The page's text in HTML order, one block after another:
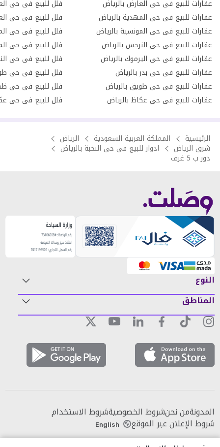
عقارات للبيع فى حى العارض بالرياض
عقارات للبيع فى حى المهدية بالرياض
عقارات للبيع فى حى المونسية بالرياض
عقارات للبيع فى حى النرجس بالرياض
عقارات للبيع فى حى اليرموك بالرياض
عقارات للبيع فى حى بدر بالرياض
عقارات للبيع فى حى طويق بالرياض
عقارات للبيع فى حى عكاظ بالرياض
فلل للبيع فى حى
فلل للبيع فى حى
فلل للبيع فى حى
فلل للبيع فى حى
فلل للبيع فى حى
فلل للبيع فى حى
فلل للبيع فى حى
فلل للبيع فى حى
الرئيسية المملكة العربية السعودية الرياض
شرق الرياض ادوار للبيع فى حى النخبة بالرياض
دور ب 5 غرف
النوع
المناطق
المدونةمن نحنشروط الخصوصيةشروط الاستخدام
شروط الإعلان عبر الموقع English